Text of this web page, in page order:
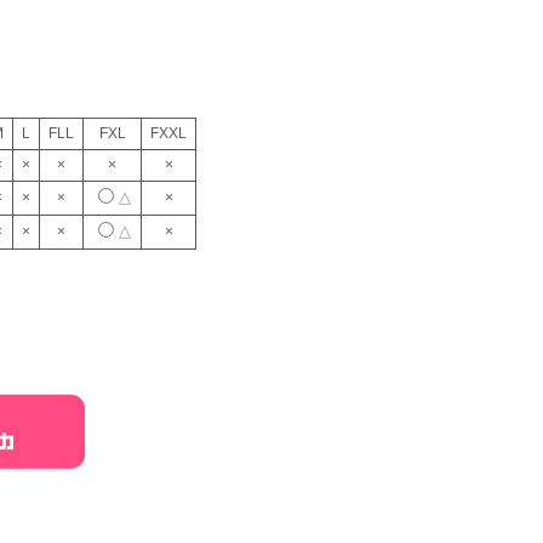
L FLL FXL
FXXL
× × ×
×
× × △
×
× × △ ×